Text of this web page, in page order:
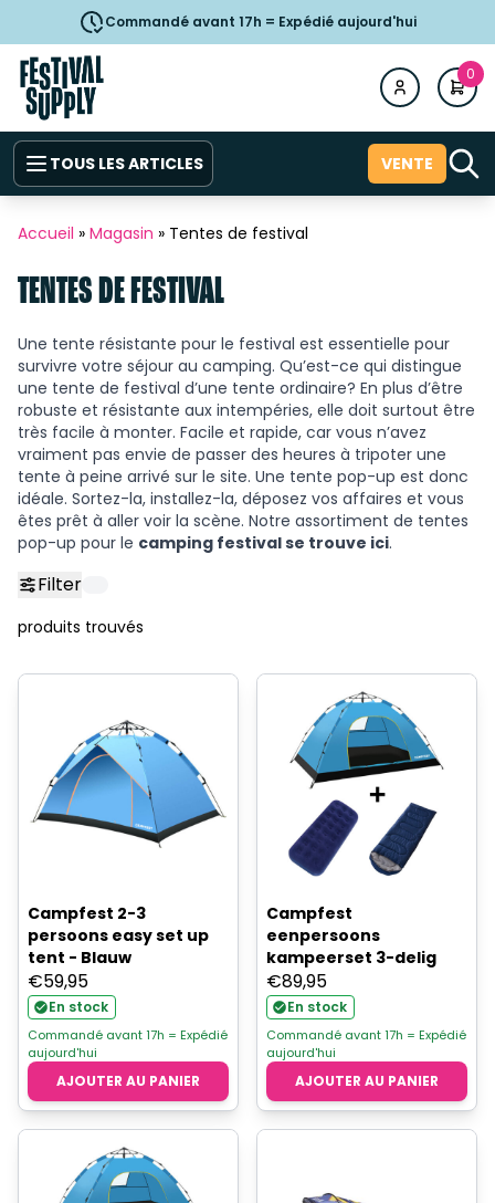
Commandé avant 17h = Expédié aujourd'hui
0
TOUS LES ARTICLES VENTE
Accueil » Magasin » Tentes de festival
TENTES DE FESTIVAL
Une tente résistante pour le festival est essentielle pour
survivre votre séjour au camping. Qu’est-ce qui distingue
une tente de festival d’une tente ordinaire? En plus d’être
robuste et résistante aux intempéries, elle doit surtout être
très facile à monter. Facile et rapide, car vous n’avez
vraiment pas envie de passer des heures à tripoter une
tente à peine arrivé sur le site. Une tente pop-up est donc
idéale. Sortez-la, installez-la, déposez vos affaires et vous
êtes prêt à aller voir la scène. Notre assortiment de tentes
pop-up pour le camping festival se trouve ici.
Filter
produits trouvés
Campfest 2-3
persoons easy set up
tent - Blauw
€59,95
En stock
Commandé avant 17h = Expédié
aujourd'hui
AJOUTER AU PANIER
Campfest
eenpersoons
kampeerset 3-delig
€89,95
En stock
Commandé avant 17h = Expédié
aujourd'hui
AJOUTER AU PANIER